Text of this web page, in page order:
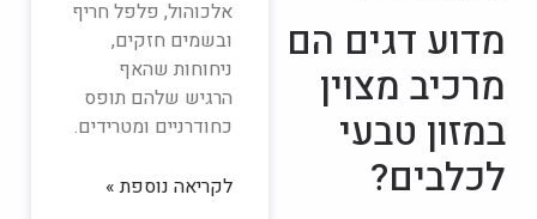
מדוע דגים הם
מרכיב מצוין
במזון טבעי
לכלבים?
אלכוהול, פלפל חריף
ובשמים חזקים,
ניחוחות שהאף
הרגיש שלהם תופס
כחודרניים ומטרידים.
לקריאה נוספת »